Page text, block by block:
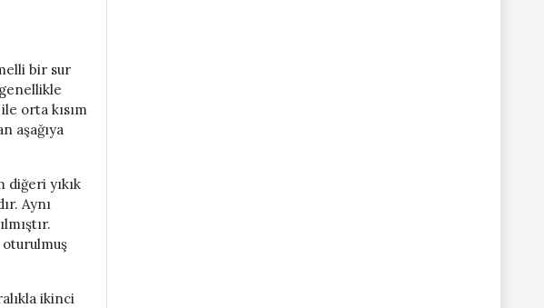
bir sur
genellikle
orta kısım
aşağıya
diğeri yıkık
Aynı
ikinci